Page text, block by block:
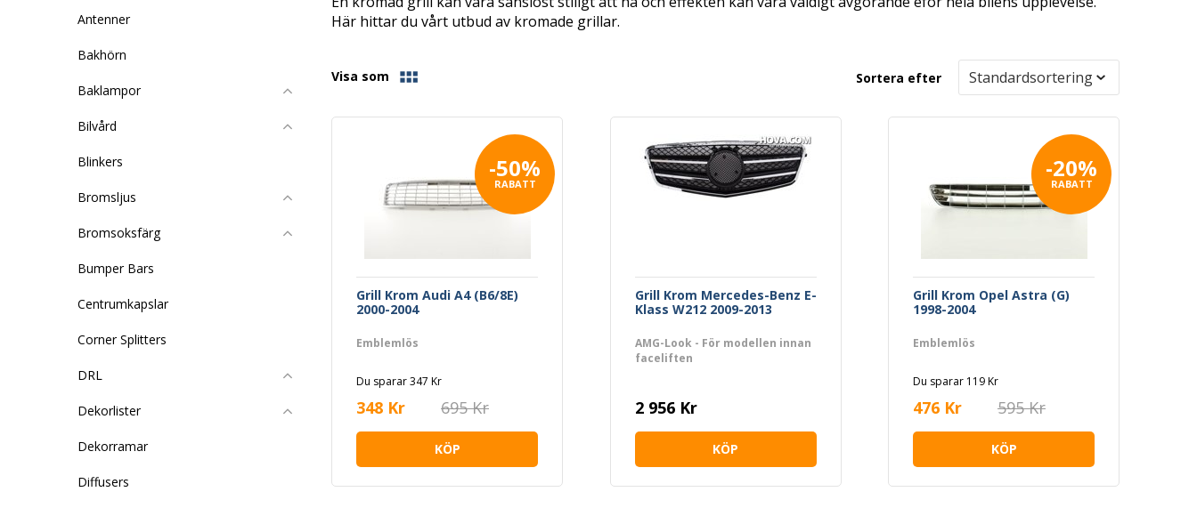
Antenner
Bakhörn
Baklampor
Bilvård
Blinkers
Bromsljus
Bromsoksfärg
Bumper Bars
Centrumkapslar
Corner Splitters
DRL
Dekorlister
Dekorramar
Diffusers
Här hittar du vårt utbud av kromade grillar.
Visa som Sortera efter
-50%
RABATT
Grill Krom Audi A4 (B6/8E)
2000-2004
Emblemlös
Du sparar 347 Kr
348 Kr 695 Kr
KÖP
Grill Krom Mercedes-Benz E-
Klass W212 2009-2013
AMG-Look - För modellen innan
faceliften
2 956 Kr
KÖP
-20%
RABATT
Grill Krom Opel Astra (G)
1998-2004
Emblemlös
Du sparar 119 Kr
476 Kr 595 Kr
KÖP